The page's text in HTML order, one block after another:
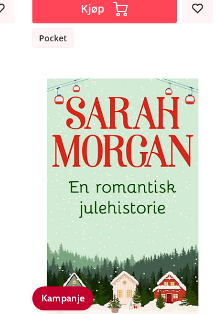
Kjøp
Pocket
Kampanje